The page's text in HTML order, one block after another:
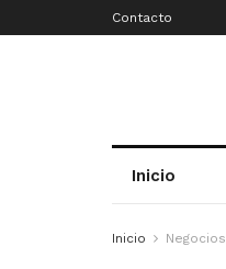
Contacto
Inicio
Inicio Negocios